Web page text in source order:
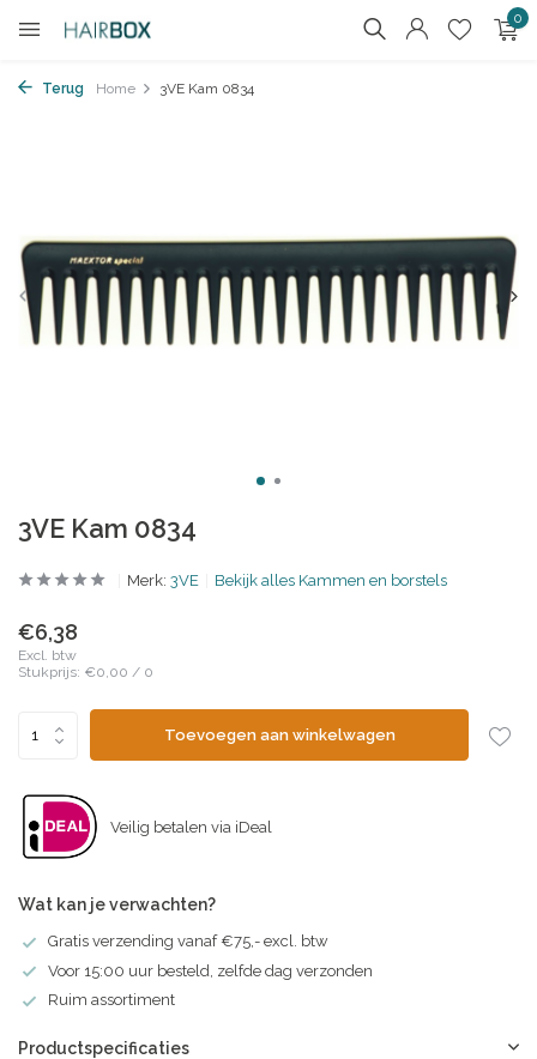
0
Terug Home 3VE Kam 0834
3VE Kam 0834
Merk: 3VE Bekijk alles Kammen en borstels
€6,38
Excl. btw
Stukprijs: €0,00 / 0
Toevoegen aan winkelwagen
Veilig betalen via iDeal
Wat kan je verwachten?
Gratis verzending vanaf €75,- excl. btw
Voor 15:00 uur besteld, zelfde dag verzonden
Ruim assortiment
Productspecificaties